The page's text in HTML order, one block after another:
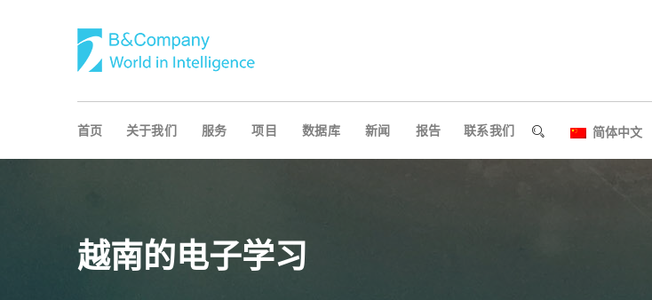
首页 关于我们 服务 项目 数据库 新闻 报告 联系我们 简体中文
越南的电子学习